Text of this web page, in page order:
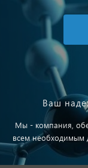
Ваш
Мы - компания,
всем необходимым